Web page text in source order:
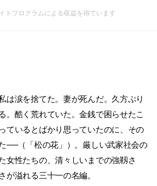
トプログラムによる収益を得ています
は涙を捨てた。妻が死んだ。久方ぶり
。酷く荒れていた。金銭で困らせたこ
ているとばかり思っていたのに、その
──（「松の花」）。厳しい武家社会の
女性たちの、清々しいまでの強靱さ
が溢れる三十一の名編。